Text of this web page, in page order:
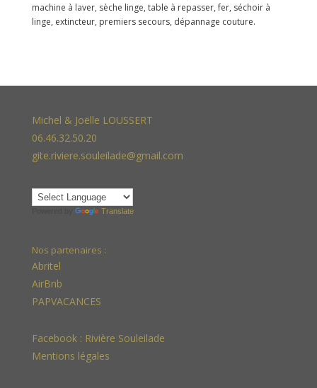
machine à laver, sèche linge, table à repasser, fer, séchoir à
linge, extincteur, premiers secours, dépannage couture.
Michel & Joëlle LOUSSERT
06.46.32.50.20
gite.riviere.souleilade@gmail.com
Translate
Nos partenaires :
Abritel
AirBnb
PAPVACANCES
Facebook : Rivière Souleilade
Mentions légales